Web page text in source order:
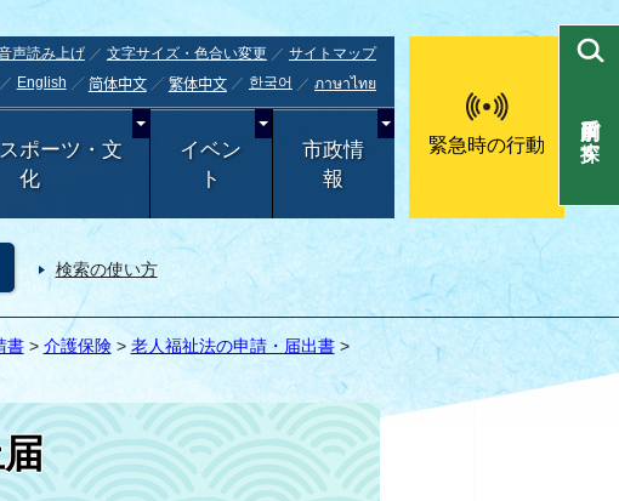
声読み上げ 文字サイズ・色合い変更
サイトマップ
English 简体中文 繁体中文 한국어 ภาษาไทย
ポーツ・文
化
イベン
ト
市政情
報
緊急時の行動
検索の使い方
目的別で探す
書> 介護保険> 老人福祉法の申請・届出書>